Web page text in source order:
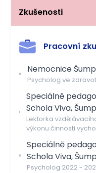
Zkušenosti
Pracovní
Nemocnice
Psycholog ve
Speciálně
Schola Viva,
Lektorka
výkonu činnosti
Speciálně
Schola Viva,
Psycholog 2022-